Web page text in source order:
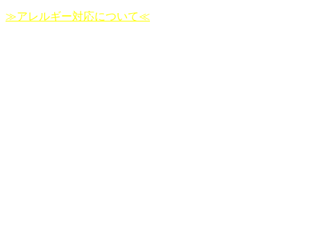
≫アレルギー対応について≪